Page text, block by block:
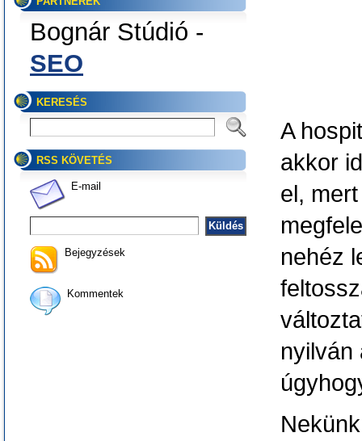
Bognár Stúdió -
SEO
KERESÉS
RSS KÖVETÉS
E-mail
Bejegyzések
Kommentek
A
akkor
el,
nehéz
nyilván